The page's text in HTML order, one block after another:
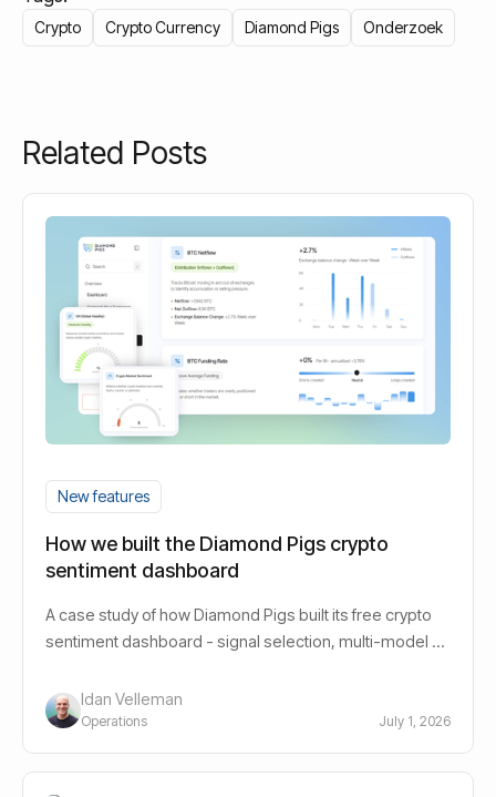
Crypto Crypto Currency Diamond Pigs Onderzoek
Related Posts
New features
How we built the Diamond Pigs crypto
sentiment dashboard
A case study of how Diamond Pigs built its free crypto
sentiment dashboard - signal selection, multi-model AI
Idan Velleman
Operations July 1, 2026